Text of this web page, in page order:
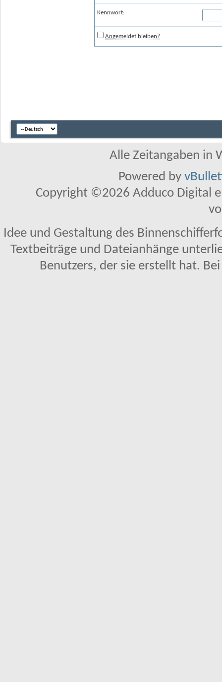
Kennwort:
Angemeldet bleiben?
Alle Zeitangaben in
Powered by
Copyright ©2026 Adduco Digital
Idee und Gestaltung des
Textbeiträge und Dateianhänge
Benutzers, der sie erstellt hat.